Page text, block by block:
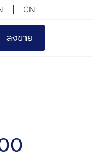
CN
ลงขาย